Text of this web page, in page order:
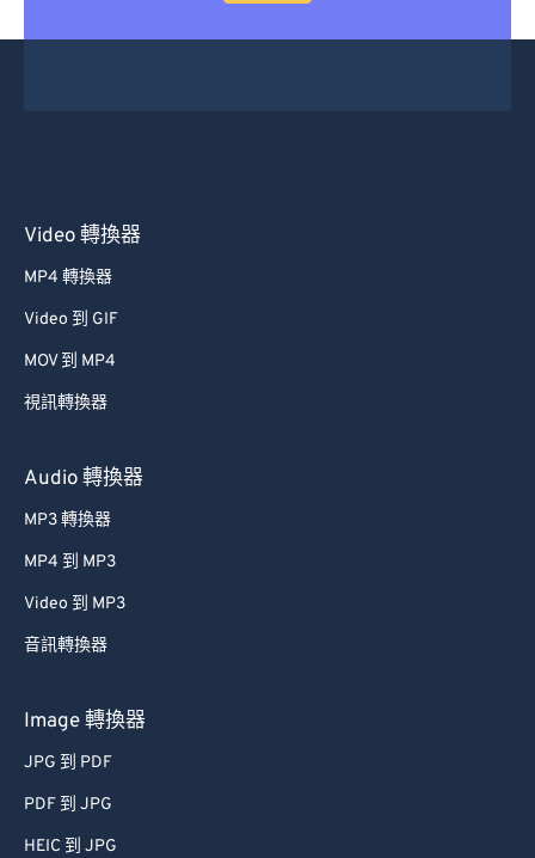
Video 轉換器
MP4 轉換器
Video 到 GIF
MOV 到 MP4
視訊轉換器
Audio 轉換器
MP3 轉換器
MP4 到 MP3
Video 到 MP3
音訊轉換器
Image 轉換器
JPG 到 PDF
PDF 到 JPG
HEIC 到 JPG